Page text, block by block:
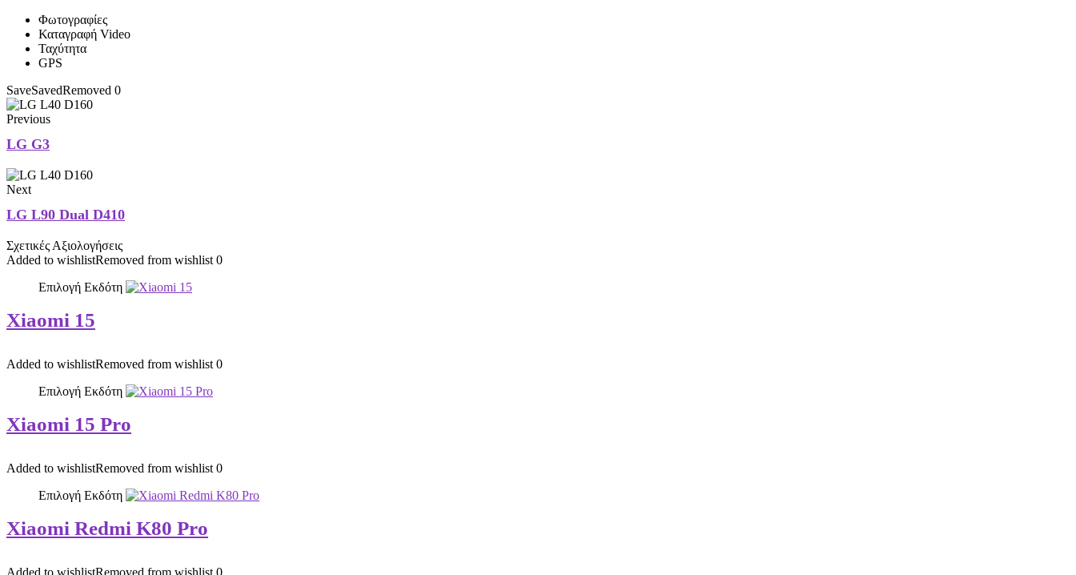
Φωτογραφίες
Καταγραφή Video
Ταχύτητα
GPS
SaveSavedRemoved 0
Previous
LG G3
Next
LG L90 Dual D410
Σχετικές Αξιολογήσεις
Added to wishlistRemoved from wishlist 0
Επιλογή Εκδότη
Xiaomi 15
Added to wishlistRemoved from wishlist 0
Επιλογή Εκδότη
Xiaomi 15 Pro
Added to wishlistRemoved from wishlist 0
Επιλογή Εκδότη
Xiaomi Redmi K80 Pro
Added to wishlistRemoved from wishlist 0